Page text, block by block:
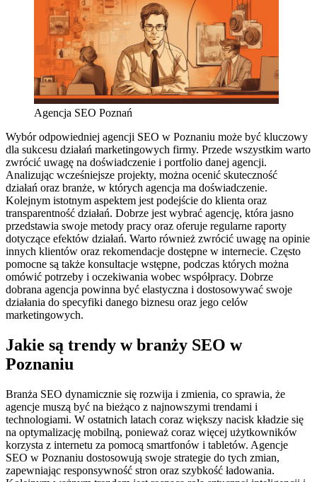
Agencja SEO Poznań
Wybór odpowiedniej agencji SEO w Poznaniu może być kluczowy
dla sukcesu działań marketingowych firmy. Przede wszystkim warto
zwrócić uwagę na doświadczenie i portfolio danej agencji.
Analizując wcześniejsze projekty, można ocenić skuteczność
działań oraz branże, w których agencja ma doświadczenie.
Kolejnym istotnym aspektem jest podejście do klienta oraz
transparentność działań. Dobrze jest wybrać agencję, która jasno
przedstawia swoje metody pracy oraz oferuje regularne raporty
dotyczące efektów działań. Warto również zwrócić uwagę na opinie
innych klientów oraz rekomendacje dostępne w internecie. Często
pomocne są także konsultacje wstępne, podczas których można
omówić potrzeby i oczekiwania wobec współpracy. Dobrze
dobrana agencja powinna być elastyczna i dostosowywać swoje
działania do specyfiki danego biznesu oraz jego celów
marketingowych.
Jakie są trendy w branży SEO w
Poznaniu
Branża SEO dynamicznie się rozwija i zmienia, co sprawia, że
agencje muszą być na bieżąco z najnowszymi trendami i
technologiami. W ostatnich latach coraz większy nacisk kładzie się
na optymalizację mobilną, ponieważ coraz więcej użytkowników
korzysta z internetu za pomocą smartfonów i tabletów. Agencje
SEO w Poznaniu dostosowują swoje strategie do tych zmian,
zapewniając responsywność stron oraz szybkość ładowania.